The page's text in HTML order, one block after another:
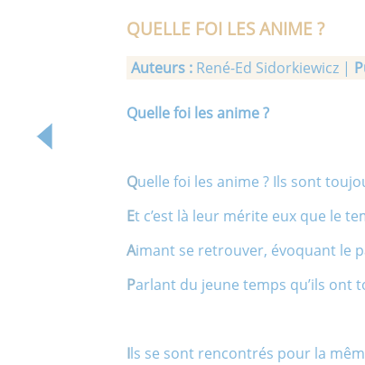
QUELLE FOI LES ANIME ?
Auteurs :René-Ed Sidorkiewicz |
Quelle foi les anime ?
Quelle foi les anime ? Ils sont
Et c’est là leur mérite eux que le
Aimant se retrouver, évoquant le
Parlant du jeune temps qu’ils ont
Ils se sont rencontrés pour la